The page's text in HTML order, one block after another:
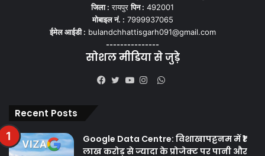
जिला : रायपुरपिन : 492001
मोबाइल नं. : 7999937065
ईमेल आईडी : bulandchhattisgarh091@gmail.com
---------------
सोशल मीडिया से जुड़े
WhatsApp
Recent Posts
Google Data Centre: विशाखापट्टनम में ₹1
लाख करोड़ से ज्यादा के प्रोजेक्ट पर पानी और